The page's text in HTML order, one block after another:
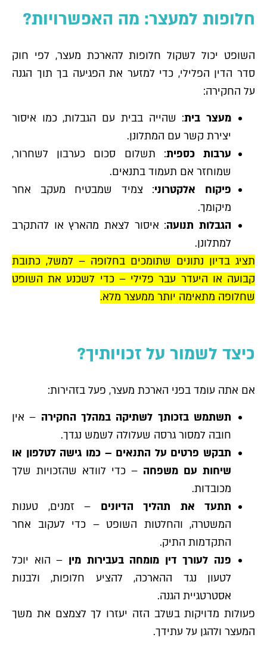
חלופות למעצר: מה האפשרויות?
השופט יכול לשקול חלופות להארכת מעצר, לפי חוק
סדר הדין הפלילי, כדי למזער את הפגיעה בך תוך הגנה
על החקירה:
מעצר בית: שהייה בבית עם הגבלות, כמו איסור
יצירת קשר עם המתלונן.
ערבות כספית: תשלום סכום כערבון לשחרור,
שמוחזר אם תעמוד בתנאים.
פיקוח אלקטרוני: צמיד שמבטיח מעקב אחר
מיקומך.
הגבלות תנועה: איסור לצאת מהארץ או להתקרב
למתלונן.
תציג בדיון נתונים שתומכים בחלופה – למשל, כתובת
קבועה או היעדר עבר פלילי – כדי לשכנע את השופט
שחלופה מתאימה יותר ממעצר מלא.
כיצד לשמור על זכויותיך?
אם אתה עומד בפני הארכת מעצר, פעל בזהירות:
תשתמש בזכותך לשתיקה במהלך החקירה – אין
חובה למסור גרסה שעלולה לשמש נגדך.
תבקש פרטים על התנאים – כמו גישה לטלפון או
שיחות עם משפחה – כדי לוודא שהזכויות שלך
מכובדות.
תתעד את תהליך הדיונים – זמנים, טענות
המשטרה, והחלטות השופט – כדי לעקוב אחר
התקדמות התיק.
פנה לעורך דין מומחה בעבירות מין – הוא יוכל
לטעון נגד ההארכה, להציע חלופות, ולבנות
אסטרטגיית הגנה.
פעולות מדויקות בשלב הזה יעזרו לך לצמצם את משך
המעצר ולהגן על עתידך.